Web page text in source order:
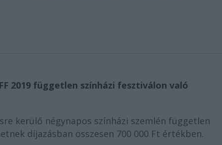
2019 független színházi fesztiválon való
kerülő négynapos színházi szemlén független
díjazásban összesen 700 000 Ft értékben.